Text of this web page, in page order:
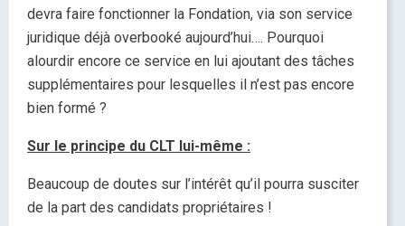
devra faire fonctionner la Fondation, via son service
juridique déjà overbooké aujourd’hui…. Pourquoi
alourdir encore ce service en lui ajoutant des tâches
supplémentaires pour lesquelles il n’est pas encore
bien formé ?
Sur le principe du CLT lui-même :
Beaucoup de doutes sur l’intérêt qu’il pourra susciter
de la part des candidats propriétaires !